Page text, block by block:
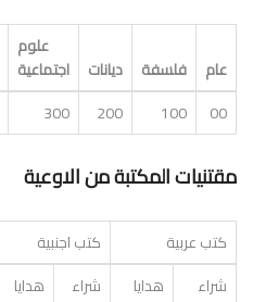
عام فلسفة ديانات
علوم
اجتماعية
00
100
200
300
مقتنيات المكتبة من الاوعية
كتب عربية كتب اجنبية
شراء
هدايا شراء هدايا